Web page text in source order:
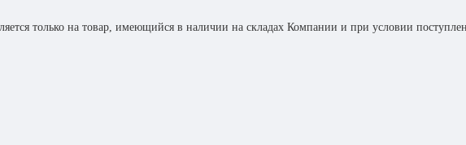
только на товар, имеющийся в наличии на складах Компании и при условии